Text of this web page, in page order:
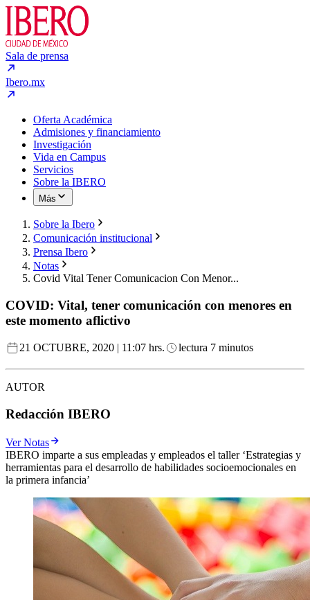
Sala de prensa
Ibero.mx
Oferta Académica
Admisiones y financiamiento
Investigación
Vida en Campus
Servicios
Sobre la IBERO
Más
Sobre la Ibero
Comunicación institucional
Prensa Ibero
Notas
Covid Vital Tener Comunicacion Con Menor...
COVID: Vital, tener comunicación con menores en
este momento aflictivo
21 OCTUBRE, 2020 | 11:07 hrs. lectura 7 minutos
AUTOR
Redacción IBERO
Ver Notas
IBERO imparte a sus empleadas y empleados el taller ‘Estrategias y
herramientas para el desarrollo de habilidades socioemocionales en
la primera infancia’